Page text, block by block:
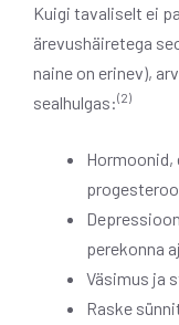
Kuigi tavaliselt ei
ärevushäiretega
naine on erinev),
sealhulgas:(2)
Hormoonid,
perekonna
Väsimus ja
Raske